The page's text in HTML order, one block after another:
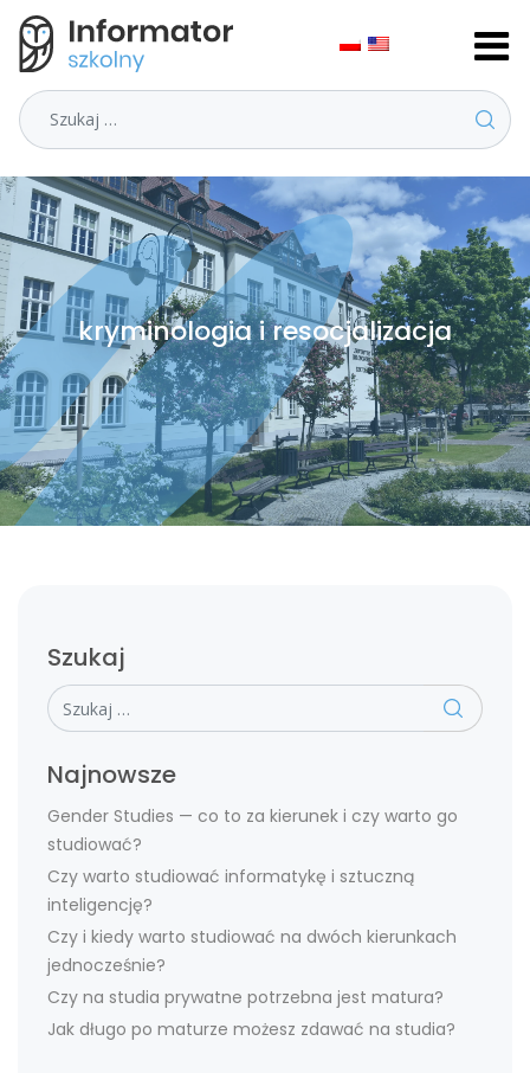
Szukaj
kryminologia i resocjalizacja
Szukaj
Szukaj
Najnowsze
Gender Studies — co to za kierunek i czy warto go
studiować?
Czy warto studiować informatykę i sztuczną
inteligencję?
Czy i kiedy warto studiować na dwóch kierunkach
jednocześnie?
Czy na studia prywatne potrzebna jest matura?
Jak długo po maturze możesz zdawać na studia?